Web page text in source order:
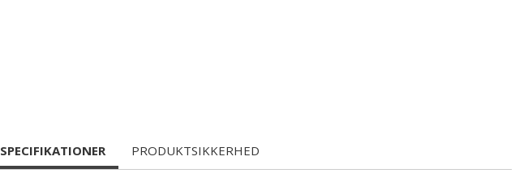
SPECIFIKATIONER PRODUKTSIKKERHED